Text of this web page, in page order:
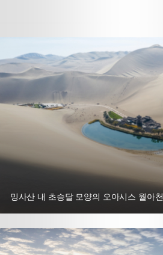
밍사산 내 초승달 모양의 오아시스 월아천